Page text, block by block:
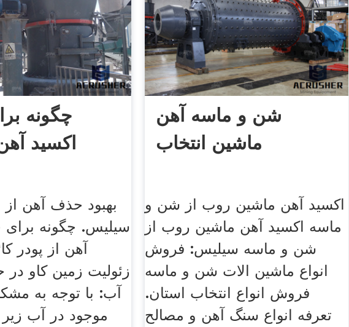
چگونه
اکسید
بهبود حذف آهن
سیلیس. چگونه
آهن از پودر
زئولیت زمین کاو
آب: با توجه به
موجود در آب
شن و ماسه آهن
ماشین انتخاب
اکسید آهن ماشین روب از شن و
ماسه اکسید آهن ماشین روب از
شن و ماسه سیلیس: فروش
انواع ماشین الات شن و ماسه
فروش انواع انتخاب استان.
تعرفه انواع سنگ آهن و مصالح